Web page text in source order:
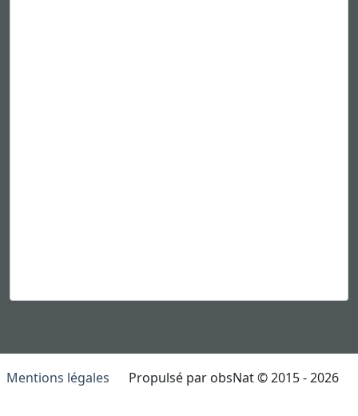
Propulsé par obsNat © 2015 - 2026
Mentions légales